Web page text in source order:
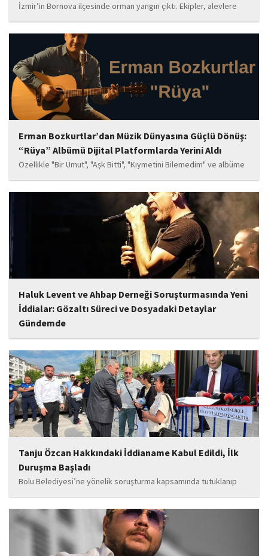
İzmir’in Bornova ilçesinde orman yangın çıktı. Ekipler, alevlere
havadan ve karadan müdahale ediyor.
Erman Bozkurtlar’dan Müzik Dünyasına Güçlü Dönüş:
“Rüya” Albümü Dijital Platformlarda Yerini Aldı
Özellikle "Bir Umut", "Aşk Bitti", "Kıymetini Bilemedim" ve albüme
adını veren "Rüya" parçalarının kısa süre içerisinde öne çıkan
eserler arasında yer alması bekleniyor. Albüm, sanatçının önceki
çalışmalarına göre daha olgun,...
Haluk Levent ve Ahbap Derneği Soruşturmasında Yeni
İddialar: Gözaltı Süreci ve Dosyadaki Detaylar
Gündemde
İstanbul Cumhuriyet Başsavcılığı tarafından yürütülen ve Haluk
Levent ile kurucusu olduğu Ahbap Derneği'ni kapsadığı belirtilen
soruşturmaya ilişkin yeni iddialar gündeme geldi. Edinilen
bilgilere göre, soruşturmanın ani bir operasyonla değil, aylar...
Tanju Özcan Hakkındaki İddianame Kabul Edildi, İlk
Duruşma Başladı
Bolu Belediyesi’ne yönelik soruşturma kapsamında tutuklanıp
belediye başkanlığı görevinden uzaklaştırılan Tanju Özcan’ın da
aralarında bulunduğu 6’sı tutuklu 19 sanığın yargılandığı dava
başladı.